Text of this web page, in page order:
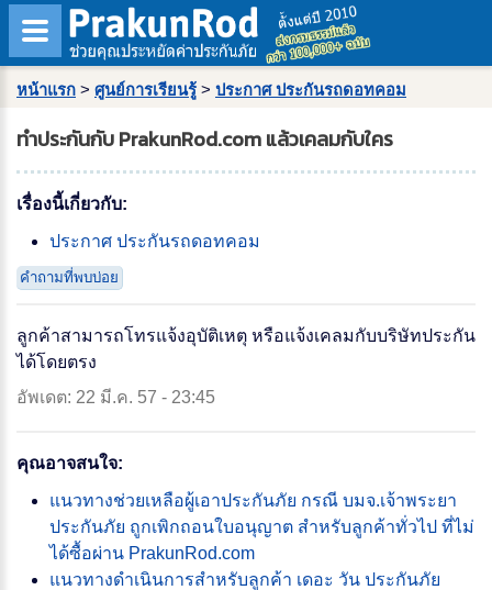
หน้าแรก > ศูนย์การเรียนรู้ > ประกาศ ประกันรถดอทคอม
ทำประกันกับ PrakunRod.com แล้วเคลมกับใคร
เรื่องนี้เกี่ยวกับ:
ประกาศ ประกันรถดอทคอม
คำถามที่พบบ่อย
ลูกค้าสามารถโทรแจ้งอุบัติเหตุ หรือแจ้งเคลมกับบริษัทประกัน
ได้โดยตรง
อัพเดต: 22 มี.ค. 57 - 23:45
คุณอาจสนใจ:
แนวทางช่วยเหลือผู้เอาประกันภัย กรณี บมจ.เจ้าพระยา
ประกันภัย ถูกเพิกถอนใบอนุญาต สำหรับลูกค้าทั่วไป ที่ไม่
ได้ซื้อผ่าน PrakunRod.com
แนวทางดำเนินการสำหรับลูกค้า เดอะ วัน ประกันภัย